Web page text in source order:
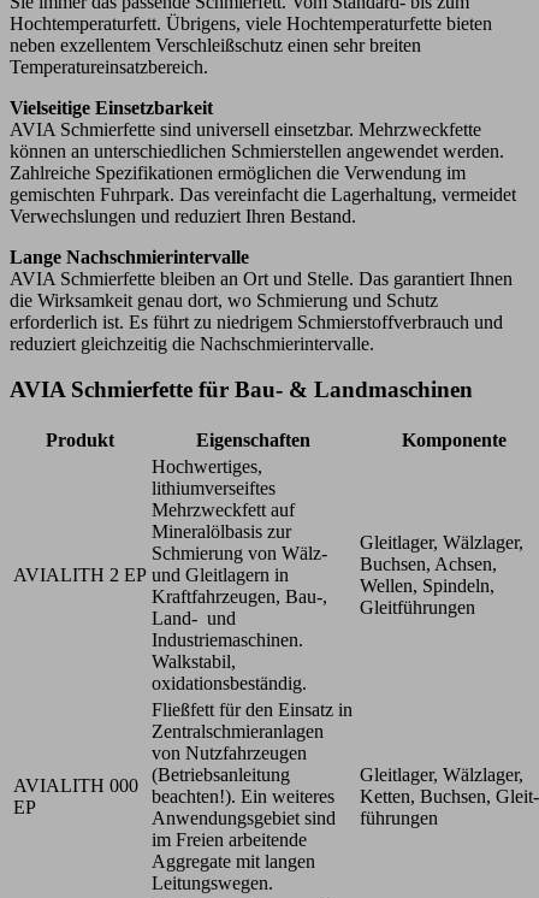
Hochtemperaturfett. Übrigens, viele Hochtemperaturfette bieten
neben exzellentem Verschleißschutz einen sehr breiten
Temperatureinsatzbereich.
Vielseitige Einsetzbarkeit
AVIA Schmierfette sind universell einsetzbar. Mehrzweckfette
können an unterschiedlichen Schmierstellen angewendet werden.
Zahlreiche Spezifikationen ermöglichen die Verwendung im
gemischten Fuhrpark. Das vereinfacht die Lagerhaltung, vermeidet
Verwechslungen und reduziert Ihren Bestand.
Lange Nachschmierintervalle
AVIA Schmierfette bleiben an Ort und Stelle. Das garantiert Ihnen
die Wirksamkeit genau dort, wo Schmierung und Schutz
erforderlich ist. Es führt zu niedrigem Schmierstoffverbrauch und
reduziert gleichzeitig die Nachschmierintervalle.
AVIA Schmierfette für Bau- & Landmaschinen
Produkt Eigenschaften Komponente
AVIALITH 2 EP
Hochwertiges,
lithiumverseiftes
Mehrzweckfett auf
Mineralölbasis zur
Schmierung von Wälz-
und Gleitlagern in
Kraftfahrzeugen, Bau-,
Land- und
Industriemaschinen.
Walkstabil,
oxidationsbeständig.
Gleitlager, Wälzlager,
Buchsen, Achsen,
Wellen, Spindeln,
Gleitführungen
AVIALITH 000
EP
Fließfett für den Einsatz in
Zentralschmieranlagen
von Nutzfahrzeugen
(Betriebsanleitung
beachten!). Ein weiteres
Anwendungsgebiet sind
im Freien arbeitende
Aggregate mit langen
Leitungswegen.
Gleitlager, Wälzlager,
Ketten, Buchsen, Gleit-
führungen